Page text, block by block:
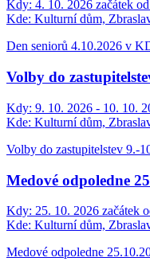
Kdy: 4. 10. 2026 začátek
Kde: Kulturní dům,
Den seniorů 4.10.2026 v
Volby do
Kdy: 9. 10. 2026 - 10. 10.
Kde: Kulturní dům,
Volby do zastupitelstev 9.-
Medové odpoledne
Kdy: 25. 10. 2026 začátek
Kde: Kulturní dům,
Medové odpoledne